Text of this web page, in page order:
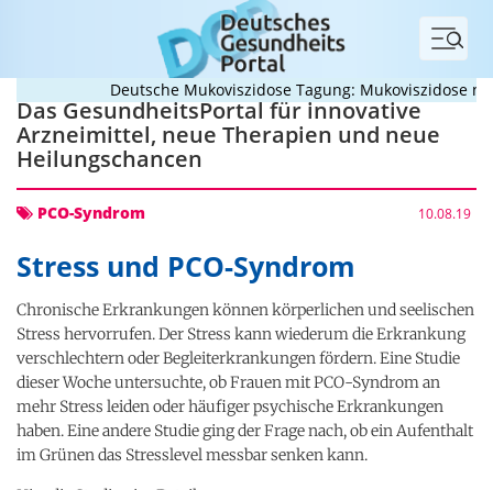
Menü
Deutsche Mukoviszidose Tagung: Mukoviszidose
Das GesundheitsPortal für innovative
Arzneimittel, neue Therapien und neue
Heilungschancen
10.08.19
PCO-Syndrom
Stress und PCO-Syndrom
Chronische Erkrankungen können körperlichen und seelischen
Stress hervorrufen. Der Stress kann wiederum die Erkrankung
verschlechtern oder Begleiterkrankungen fördern. Eine Studie
dieser Woche untersuchte, ob Frauen mit PCO-Syndrom an
mehr Stress leiden oder häufiger psychische Erkrankungen
haben. Eine andere Studie ging der Frage nach, ob ein Aufenthalt
im Grünen das Stresslevel messbar senken kann.